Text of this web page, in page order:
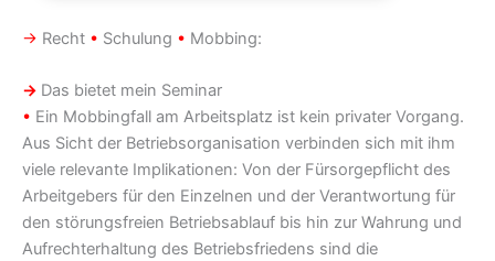
→ Recht • Schulung • Mobbing:
→ Das bietet mein Seminar
• Ein Mobbingfall am Arbeitsplatz ist kein privater Vorgang.
Aus Sicht der Betriebsorganisation verbinden sich mit ihm
viele relevante Implikationen: Von der Fürsorgepflicht des
Arbeitgebers für den Einzelnen und der Verantwortung für
den störungsfreien Betriebsablauf bis hin zur Wahrung und
Aufrechterhaltung des Betriebsfriedens sind die